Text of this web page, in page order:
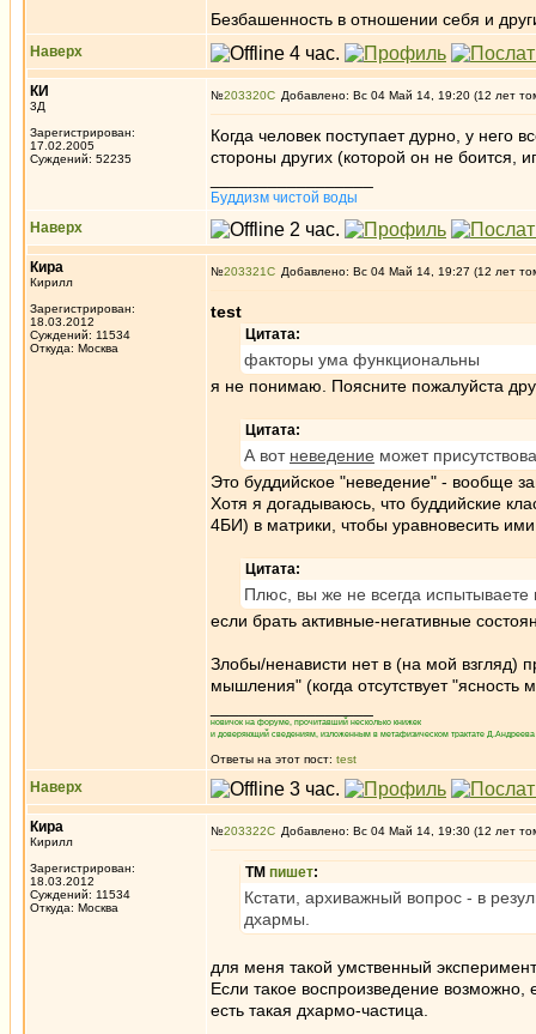
Безбашенность в отношении себя и
Наверх
КИ
3Д
Зарегистрирован:
17.02.2005
Суждений: 52235
№203320 Добавлено: Вс 04 Май 14, 19:20 (12 лет
Когда человек поступает дурно, у него
стороны других (которой он не боится,
Буддизм чистой воды
Наверх
Кира
Кирилл
Зарегистрирован:
18.03.2012
Суждений: 11534
Откуда: Москва
№203321 Добавлено: Вс 04 Май 14, 19:27 (12 лет
test
Цитата:
факторы ума функциональны
я не понимаю. Поясните пожалуйста
Цитата:
А вот неведение может
Это буддийское "неведение" - вообще
Хотя я догадываюсь, что буддийские
4БИ) в матрики, чтобы уравновесить
Цитата:
Плюс, вы же не всегда испытываете
если брать активные-негативные
Злобы/ненависти нет в (на мой взгляд)
мышления" (когда отсутствует "ясность
новичок на форуме, прочитавший несколько книжек
и доверяющий сведениям, изложенным в метафизическом трактате
Ответы на этот пост: test
Наверх
Кира
Кирилл
Зарегистрирован:
18.03.2012
Суждений: 11534
Откуда: Москва
№203322 Добавлено: Вс 04 Май 14, 19:30 (12 лет
ТМ пишет:
Кстати, архиважный вопрос - в
дхармы.
для меня такой умственный
Если такое воспроизведение возможно,
есть такая дхармо-частица.